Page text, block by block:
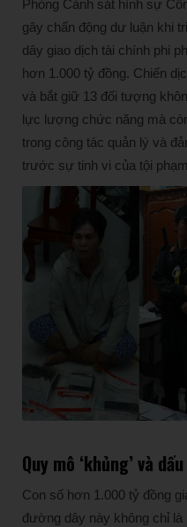
Phòng Cảnh sát hình sự
gây chấn động dư luận khi
dây giao dịch tài chính phi
hơn 1.000 tỷ đồng. Chiến
và bắt giữ 13 đối tượng
lực lượng chức năng mà
trong công tác quản lý và
trước sự tinh vi của tội
Quy mô ‘khủng’ và
Con số hơn 1.000 tỷ đồng
đường dây này không chỉ